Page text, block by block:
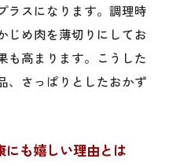
のコクで大人も子ど
仕上げるコツ
する下ごしらえポイ
間と揉み込みのコツ
ラスになります。調理時
じめ肉を薄切りにしてお
も高まります。こうした
、さっぱりとしたおかず
にも嬉しい理由とは